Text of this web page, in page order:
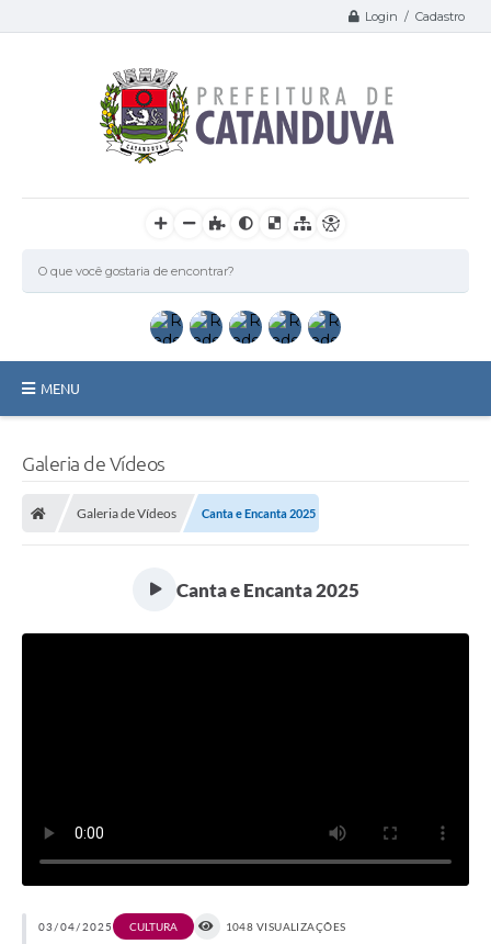
Login / Cadastro
MENU
Arquivos para Download
Notícias
Galeria de Vídeos
Galeria de Vídeos Canta e Encanta 2025
Canta e Encanta 2025
03/04/2025 CULTURA 1048 VISUALIZAÇÕES